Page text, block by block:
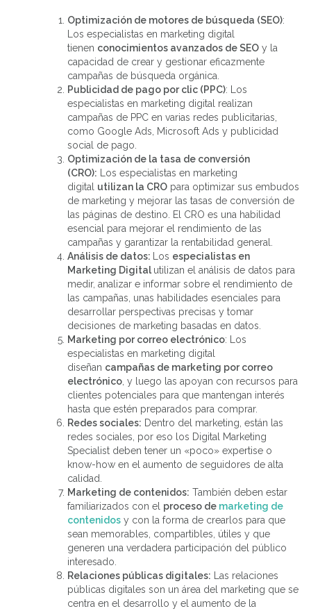
Optimización de motores de búsqueda (SEO):
Los especialistas en marketing digital
tienen conocimientos avanzados de SEO y la
capacidad de crear y gestionar eficazmente
campañas de búsqueda orgánica.
Publicidad de pago por clic (PPC): Los
especialistas en marketing digital realizan
campañas de PPC en varias redes publicitarias,
como Google Ads, Microsoft Ads y publicidad
social de pago.
Optimización de la tasa de conversión
(CRO): Los especialistas en marketing
digital utilizan la CRO para optimizar sus embudos
de marketing y mejorar las tasas de conversión de
las páginas de destino. El CRO es una habilidad
esencial para mejorar el rendimiento de las
campañas y garantizar la rentabilidad general.
Análisis de datos:
Los especialistas en
Marketing Digital utilizan el análisis de datos para
medir, analizar e informar sobre el rendimiento de
las campañas, unas habilidades esenciales para
desarrollar perspectivas precisas y tomar
decisiones de marketing basadas en datos.
Marketing por correo electrónico: Los
especialistas en marketing digital
diseñan campañas de marketing por correo
electrónico , y luego las apoyan con recursos para
clientes potenciales para que mantengan interés
hasta que estén preparados para comprar.
Redes sociales: Dentro del marketing, están las
redes sociales, por eso los Digital Marketing
Specialist deben tener un «poco» expertise o
know-how en el aumento de seguidores de alta
calidad.
Marketing de contenidos: También deben estar
familiarizados con el proceso de marketing de
contenidos y con la forma de crearlos para que
sean memorables, compartibles, útiles y que
generen una verdadera participación del público
interesado.
Relaciones públicas digitales: Las relaciones
públicas digitales son un área del marketing que se
centra en el desarrollo y el aumento de la